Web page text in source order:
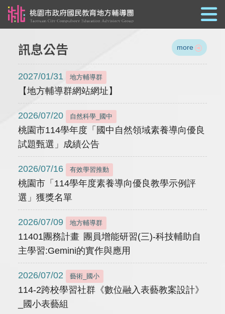
訊息公告 more
2027/01/31 地方輔導群
【地方輔導群網站網址】
2026/07/20 自然科學_國中
桃園市114學年度「國中自然領域素養導向優良
試題甄選」成績公告
2026/07/16 有效學習推動
桃園市「114學年度素養導向優良教學示例評
選」獲獎名單
2026/07/09 地方輔導群
11401團務計畫 團員增能研習(三)-科技輔助自
主學習:Gemini的實作與應用
2026/07/02 藝術_國小
114-2跨校學習社群《數位融入表藝教案設計》
_國小表藝組